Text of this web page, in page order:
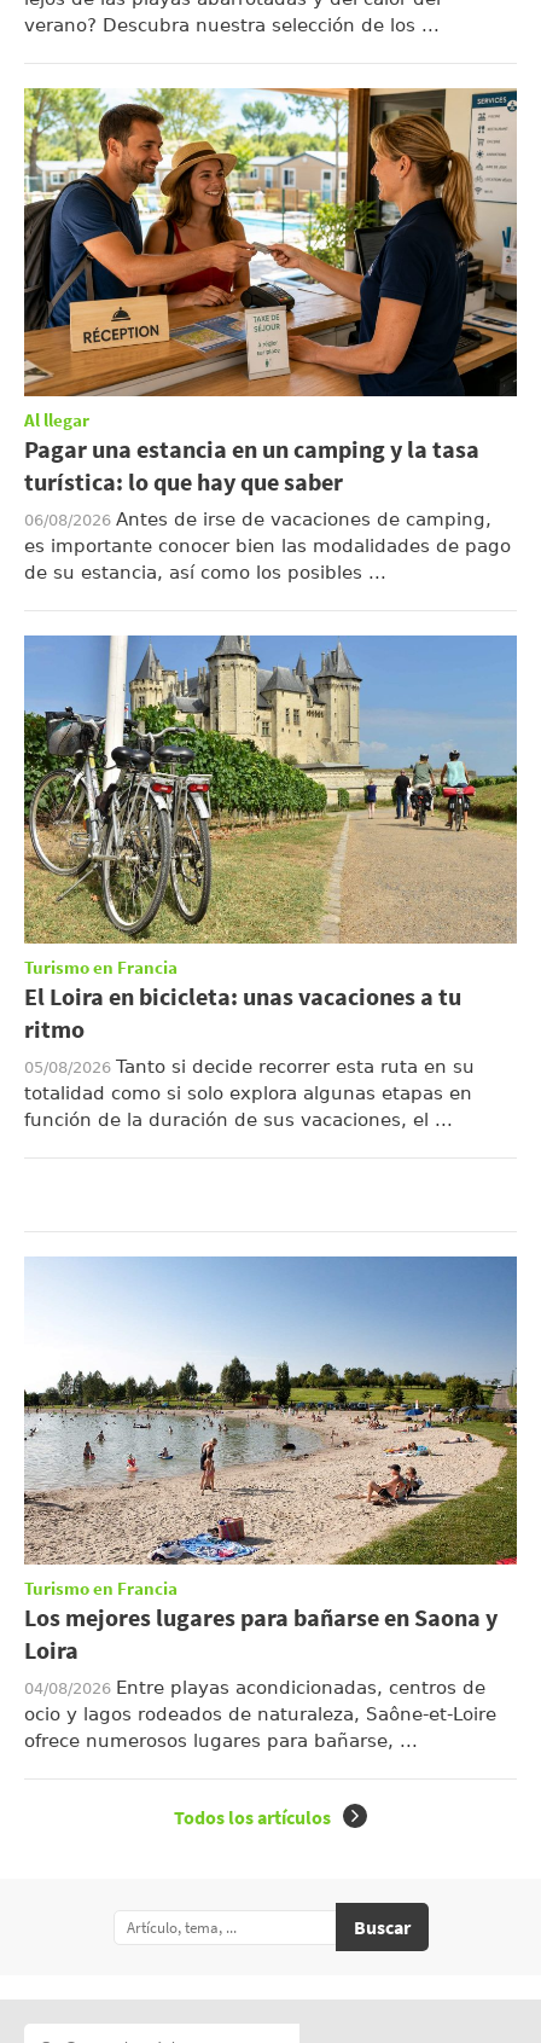
verano? Descubra nuestra selección de los ...
Al llegar
Pagar una estancia en un camping y la tasa
turística: lo que hay que saber
06/08/2026 Antes de irse de vacaciones de camping,
es importante conocer bien las modalidades de pago
de su estancia, así como los posibles ...
Turismo en Francia
El Loira en bicicleta: unas vacaciones a tu
ritmo
05/08/2026 Tanto si decide recorrer esta ruta en su
totalidad como si solo explora algunas etapas en
función de la duración de sus vacaciones, el ...
Turismo en Francia
Los mejores lugares para bañarse en Saona y
Loira
04/08/2026 Entre playas acondicionadas, centros de
ocio y lagos rodeados de naturaleza, Saône-et-Loire
ofrece numerosos lugares para bañarse, ...
Todos los artículos
Buscar